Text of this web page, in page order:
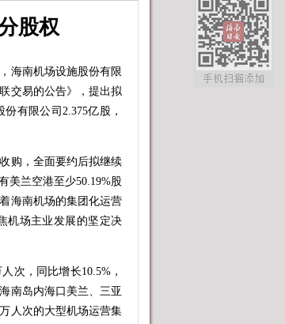
股权
海南机场设施股份有限
交易的公告》，提出拟
有限公司2.375亿股，
购，全面要约后拟继续
美兰空港至少50.19%股
海南机场的集团化运营
机场主业发展的坚定决
次，同比增长10.5%，
南岛内海口美兰、三亚
人次的大型机场运营集